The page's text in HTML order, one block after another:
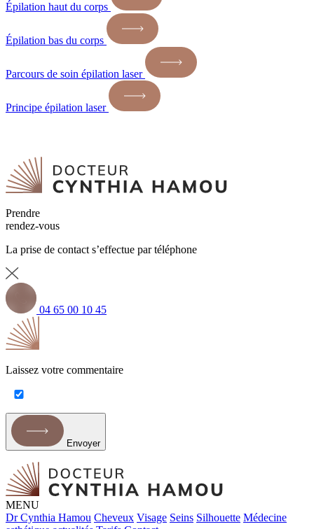
Épilation haut du corps
Épilation bas du corps
Parcours de soin épilation laser
Principe épilation laser
Prendre
rendez-vous
La prise de contact s’effectue par téléphone
04 65 00 10 45
Laissez votre commentaire
Envoyer
MENU
Dr Cynthia Hamou Cheveux Visage Seins Silhouette Médecine